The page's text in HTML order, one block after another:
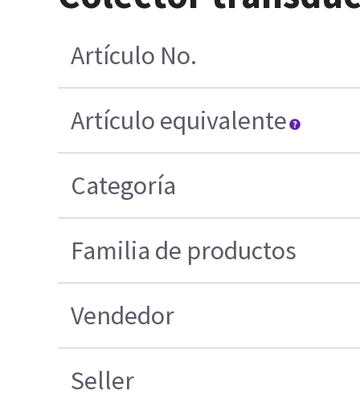
Artículo No.
Artículo equivalente
Categoría
Familia de productos
Vendedor
Seller